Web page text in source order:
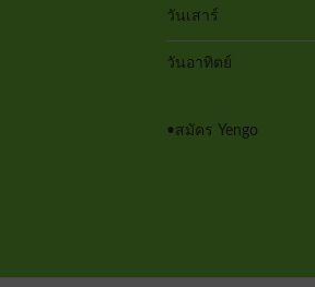
วันเสาร์
วันอาทิตย์
•สมัคร Yengo